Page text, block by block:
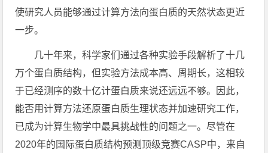
使研究人员能够通过计算方法向蛋白质的天然状态更近
一步。
几十年来，科学家们通过各种实验手段解析了十几
万个蛋白质结构，但实验方法成本高、周期长，这相较
于已经测序的数十亿计蛋白质来说还远远不够。因此，
能否用计算方法还原蛋白质生理状态并加速研究工作，
已成为计算生物学中最具挑战性的问题之一。尽管在
2020年的国际蛋白质结构预测顶级竞赛CASP中，来自